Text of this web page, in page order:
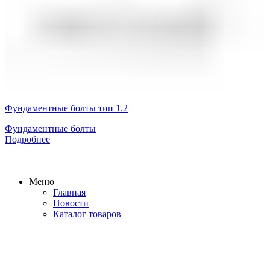
Фундаментные болты тип 1.2
Фундаментные болты
Подробнее
Меню
Главная
Новости
Каталог товаров